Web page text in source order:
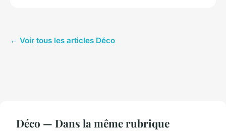
← Voir tous les articles Déco
Déco — Dans la même rubrique